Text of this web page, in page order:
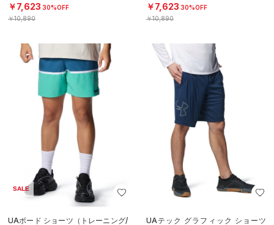
￥7,623 30%OFF
￥10,890
￥7,623 30%OFF
￥10,890
SALE
UAボード ショーツ（トレーニング/ UAテック グラフィック ショーツ